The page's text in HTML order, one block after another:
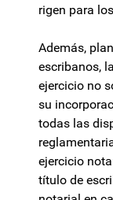
rigen para
Además,
escribanos,
ejercicio no
su
todas las
ejercicio
título de